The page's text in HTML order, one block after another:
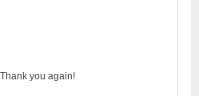
you again!